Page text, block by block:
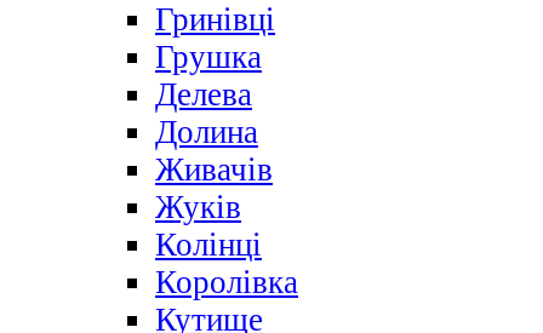
Гринівці
Грушка
Делева
Долина
Живачів
Жуків
Колінці
Королівка
Кутище